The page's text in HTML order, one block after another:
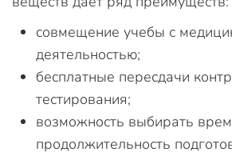
совмещение учебы с
деятельностью;
бесплатные пересдачи
тестирования;
возможность выбирать
продолжительность